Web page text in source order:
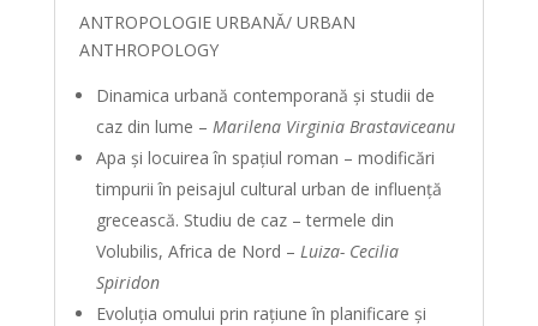
ANTROPOLOGIE URBANĂ/ URBAN
ANTHROPOLOGY
Dinamica urbană contemporană şi studii de
caz din lume – Marilena Virginia Brastaviceanu
Apa şi locuirea în spaţiul roman – modificări
timpurii în peisajul cultural urban de influenţă
grecească. Studiu de caz – termele din
Volubilis, Africa de Nord – Luiza- Cecilia
Spiridon
Evoluţia omului prin raţiune în planificare şi